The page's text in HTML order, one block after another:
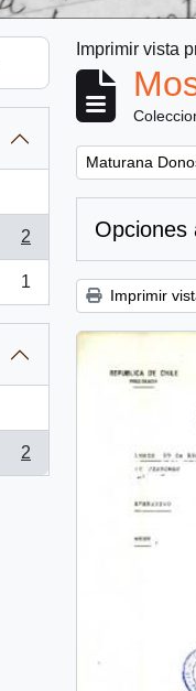
2
1
2
Imprimir vista
Remove filter:
Maturana
Opciones
Imprimir